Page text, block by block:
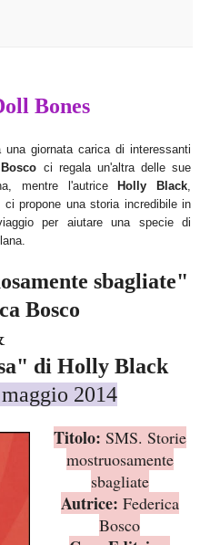
Bones
giornata carica di interessanti
ci regala un'altra delle sue
mentre l'autrice
Holly Black,
ci propone una storia incredibile in
per aiutare una specie di
sbagliate"
Bosco
di Holly Black
2014
Titolo: SMS. Storie
mostruosamente
sbagliate
Autrice: Federica
Bosco